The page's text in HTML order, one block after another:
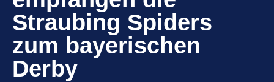
Straubing Spiders
zum bayerischen
Derby